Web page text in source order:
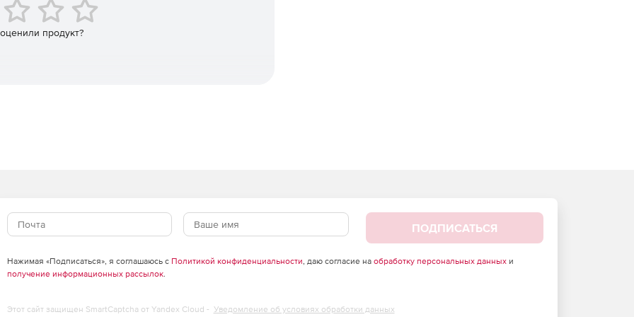
Oxley).
безопасности (HIPAA).
продукт?
ПОДПИСАТЬСЯ
Нажимая «Подписаться», я соглашаюсь с Политикой конфиденциальности, даю согласие на обработку персональных данныхи
получение информационных рассылок.
Этот сайт защищен SmartCaptcha от Yandex Cloud - Уведомление об условиях обработки данных